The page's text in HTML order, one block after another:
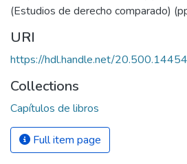
(Estudios de derecho comparado)
URI
https://hdl.handle.net/
Collections
Capítulos de libros
Full item page